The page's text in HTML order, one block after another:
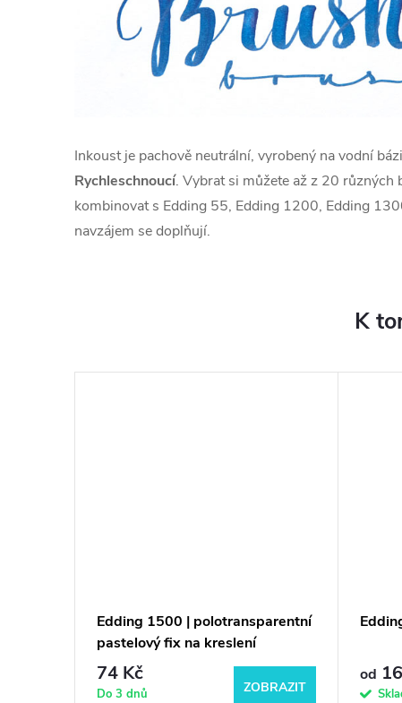
Inkoust je pachově neutrální, vyrobený na vodní
Rychleschnoucí. Vybrat si můžete až z 20 různých
kombinovat s Edding 55, Edding 1200, Edding
navzájem se doplňují.
K
Edding 1500 | polotransparentní
pastelový fix na kreslení
74 Kč
Do 3 dnů ZOBRAZIT
od